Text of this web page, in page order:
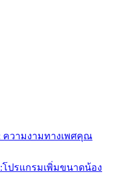
: ความงามทางเพศคุณ
:โปรแกรมเพิ่มขนาดน้อง